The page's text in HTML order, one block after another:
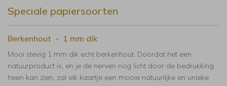
Speciale papiersoorten
Berkenhout - 1 mm dik
Mooi stevig 1 mm dik echt berkenhout. Doordat het een
natuurproduct is, en je de nerven nog licht door de bedrukking
heen kan zien, zal elk kaartje een mooie natuurlijke en unieke